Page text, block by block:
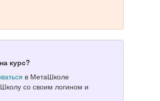
курс?
в МетаШколе
со своим логином и